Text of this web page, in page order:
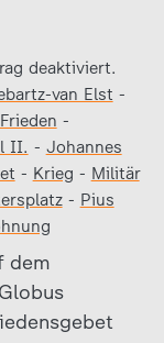
deaktiviert.
van Elst -
Frieden -
II. - Johannes
- Krieg - Militär
- Pius
dem